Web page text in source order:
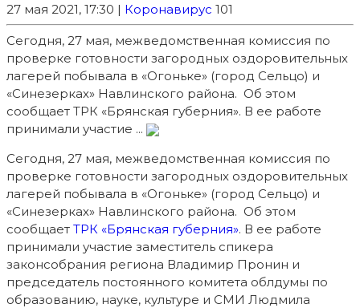
27 мая 2021, 17:30 | Коронавирус 101
Сегодня, 27 мая, межведомственная комиссия по
проверке готовности загородных оздоровительных
лагерей побывала в «Огоньке» (город Сельцо) и
«Синезерках» Навлинского района. Об этом
сообщает ТРК «Брянская губерния». В ее работе
принимали участие ...
Сегодня, 27 мая, межведомственная комиссия по
проверке готовности загородных оздоровительных
лагерей побывала в «Огоньке» (город Сельцо) и
«Синезерках» Навлинского района. Об этом
сообщает ТРК «Брянская губерния». В ее работе
принимали участие заместитель спикера
законсобрания региона Владимир Пронин и
председатель постоянного комитета облдумы по
образованию, науке, культуре и СМИ Людмила